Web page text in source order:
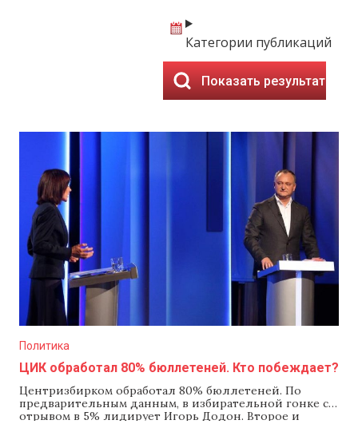
Категории публикаций
Показать результаты
Политика
ЦИК обработал 80% бюллетеней. Кто побеждает?
Центризбирком обработал 80% бюллетеней. По
предварительным данным, в избирательной гонке с
отрывом в 5% лидирует Игорь Додон. Второе и